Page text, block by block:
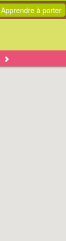
Apprendre à porter